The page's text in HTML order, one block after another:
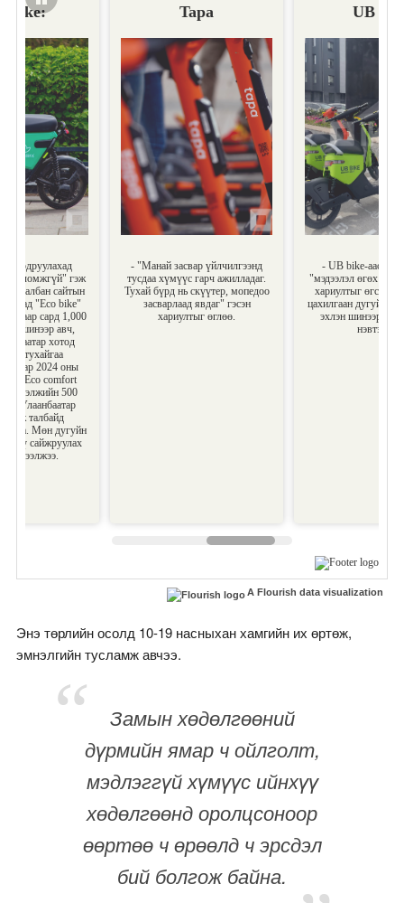
A Flourish data visualization
Энэ төрлийн осолд 10-19 насныхан хамгийн их өртөж,
эмнэлгийн тусламж авчээ.
Замын хөдөлгөөний
дүрмийн ямар ч ойлголт,
мэдлэггүй хүмүүс ийнхүү
хөдөлгөөнд оролцсоноор
өөртөө ч өрөөлд ч эрсдэл
бий болгож байна.